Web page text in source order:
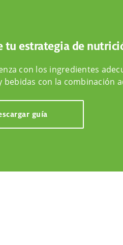
tu estrategia de
con los ingredientes
bebidas con la combinación
guía